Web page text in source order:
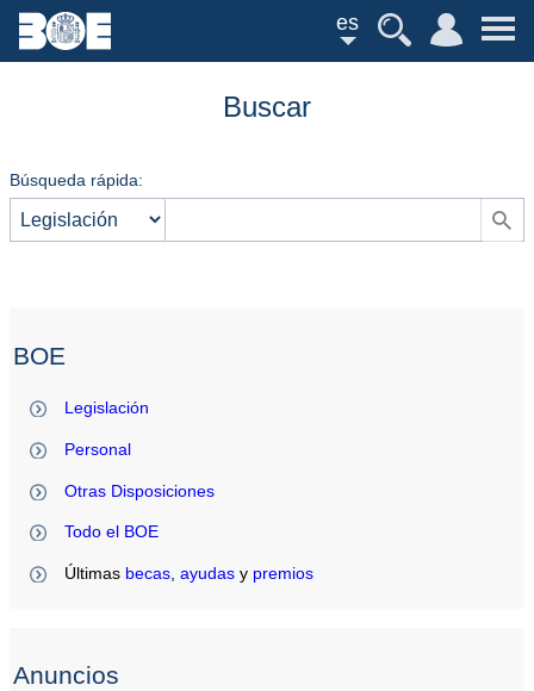
es
Buscar
Búsqueda rápida:
BOE
Legislación
Personal
Otras Disposiciones
Todo el BOE
Últimas becas ,ayudas y premios
Anuncios